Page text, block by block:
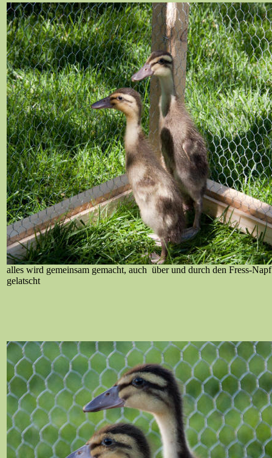
alles wird gemeinsam gemacht, auch über und durch den Fress-Napf
gelatscht